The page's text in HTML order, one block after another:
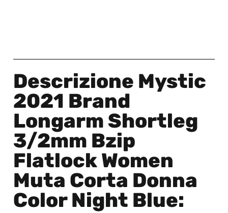
Descrizione Mystic
2021 Brand
Longarm Shortleg
3/2mm Bzip
Flatlock Women
Muta Corta Donna
Color Night Blue: